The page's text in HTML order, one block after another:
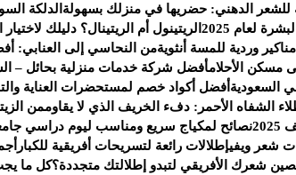
الدهني: حضريها في منزلك بسهولة الدلكة
لعام 2025
الريتينول أم الريتينال؟ دليلك
وردية للمسة أنثويةمن النحاسي إلى العنابي:
مسكن الأحلامأفضل شركة خدمات منزلية بحائل –
السعودية أفضل أكواد خصم لمستحضرات العناية
الشفاه الأحمر: دفء الخريف الذي لا يقاوممن
نصائح لمكياج سريع ومناسب ليوم دراسي
شعر ويفيإطلالات رائعة لتسريحات أفريقية للكبار
شعرك الأفريقي لتبدو إطلالتك متجددة؟كل ما